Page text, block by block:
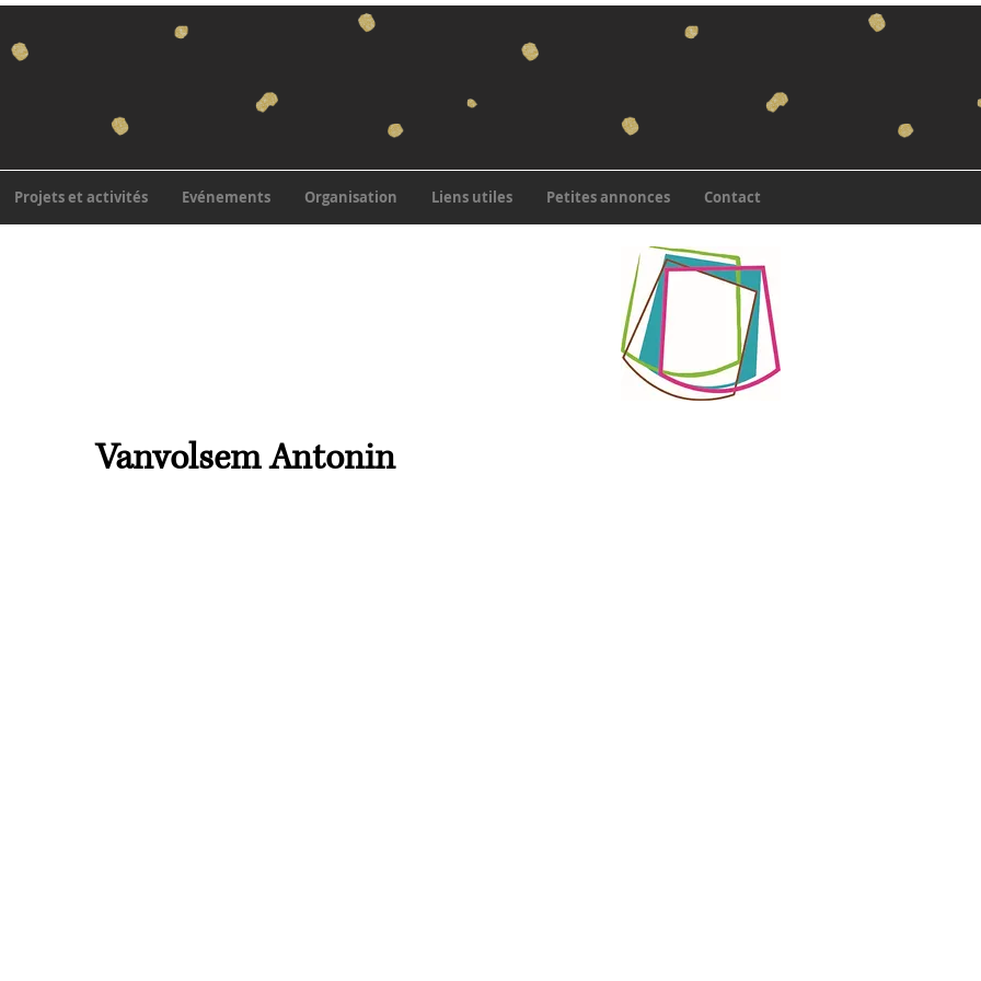
Projets et activités Evénements Organisation Liens utiles Petites annonces Contact
Vanvolsem Antonin